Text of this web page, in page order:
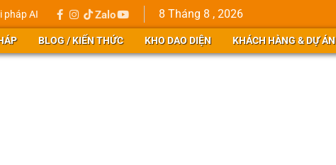
pháp AI
facebook
instagram
tiktok
Zalo youtubeUpdate
city
8 Tháng 8 , 2026
BLOG / KIẾN THỨC KHO DAO DIỆN KHÁCH HÀNG & DỰ ÁN